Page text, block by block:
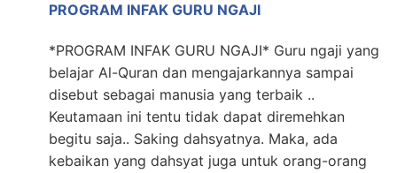
PROGRAM INFAK GURU NGAJI
*PROGRAM INFAK GURU NGAJI* Guru ngaji yang
belajar Al-Quran dan mengajarkannya sampai
disebut sebagai manusia yang terbaik ..
Keutamaan ini tentu tidak dapat diremehkan
begitu saja.. Saking dahsyatnya. Maka, ada
kebaikan yang dahsyat juga untuk orang-orang